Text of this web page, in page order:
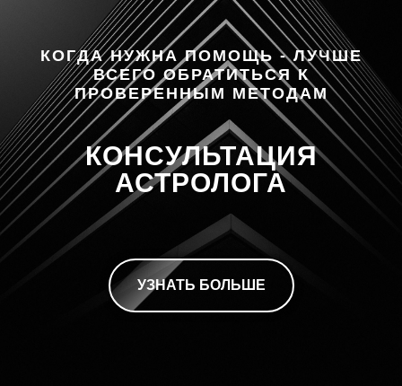
КОГДА НУЖНА ПОМОЩЬ - ЛУЧШЕ
ВСЕГО ОБРАТИТЬСЯ К
ПРОВЕРЕННЫМ МЕТОДАМ
КОНСУЛЬТАЦИЯ
АСТРОЛОГА
УЗНАТЬ БОЛЬШЕ